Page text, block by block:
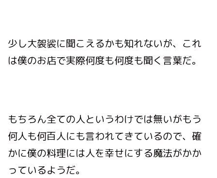
少し大袈裟に聞こえるかも知れないが、これ
は僕のお店で実際何度も何度も聞く言葉だ。
もちろん全ての人というわけでは無いがもう
何人も何百人にも言われてきているので、確
かに僕の料理には人を幸せにする魔法がかか
っているようだ。